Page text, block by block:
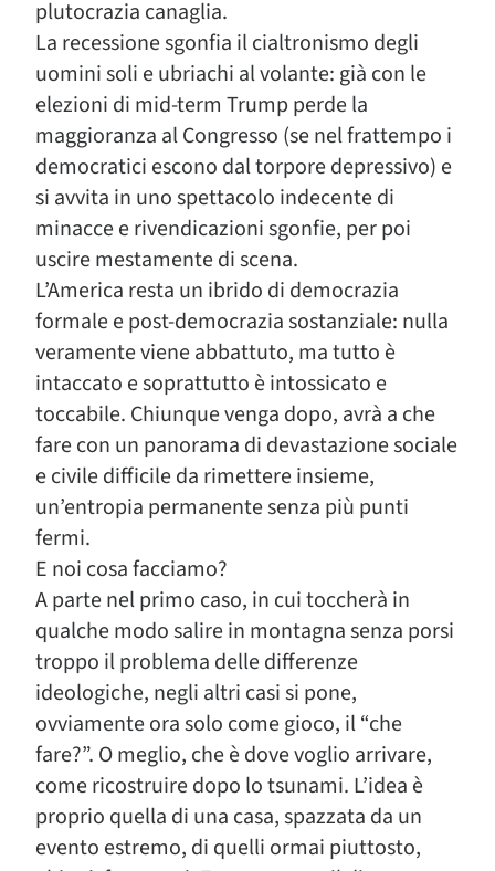
plutocrazia canaglia.
La recessione sgonfia il cialtronismo degli
uomini soli e ubriachi al volante: già con le
elezioni di mid-term Trump perde la
maggioranza al Congresso (se nel frattempo i
democratici escono dal torpore depressivo) e
si avvita in uno spettacolo indecente di
minacce e rivendicazioni sgonfie, per poi
uscire mestamente di scena.
L’America resta un ibrido di democrazia
formale e post-democrazia sostanziale: nulla
veramente viene abbattuto, ma tutto è
intaccato e soprattutto è intossicato e
toccabile. Chiunque venga dopo, avrà a che
fare con un panorama di devastazione sociale
e civile difficile da rimettere insieme,
un’entropia permanente senza più punti
fermi.
E noi cosa facciamo?
A parte nel primo caso, in cui toccherà in
qualche modo salire in montagna senza porsi
troppo il problema delle differenze
ideologiche, negli altri casi si pone,
ovviamente ora solo come gioco, il “che
fare?”. O meglio, che è dove voglio arrivare,
come ricostruire dopo lo tsunami. L’idea è
proprio quella di una casa, spazzata da un
evento estremo, di quelli ormai piuttosto,